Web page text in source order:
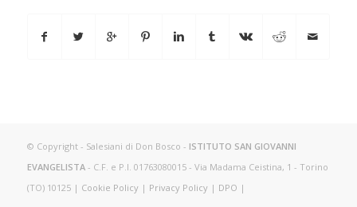
© Copyright - Salesiani di Don Bosco - ISTITUTO SAN GIOVANNI
EVANGELISTA- C.F. e P.I. 01763080015 - Via Madama Ceistina, 1 - Torino
(TO) 10125 | Cookie Policy| Privacy Policy| DPO |